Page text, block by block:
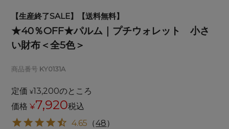
【生産終了SALE】【送料無料】
★40％OFF★パルム｜プチウォレット 小さ
い財布＜全5色＞
商品番号 KY0131A
定価 ¥13,200のところ
価格 ¥7,920税込
4.65 （48）